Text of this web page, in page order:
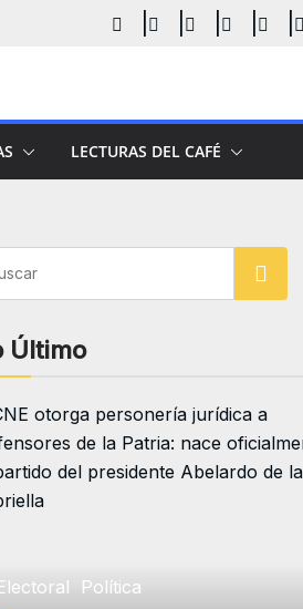
LECTURAS DEL CAFÉ
Buscar
Último
Política